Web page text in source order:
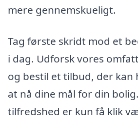
mere gennemskueligt.
Tag første skridt mod et
i dag. Udforsk vores
og bestil et tilbud, der kan
at nå dine mål for din
tilfredshed er kun få klik